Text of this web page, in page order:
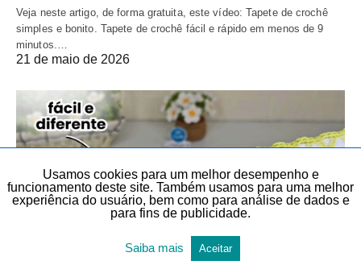
Veja neste artigo, de forma gratuita, este vídeo: Tapete de crochê
simples e bonito. Tapete de crochê fácil e rápido em menos de 9
minutos.…
21 de maio de 2026
Usamos cookies para um melhor desempenho e
funcionamento deste site. Também usamos para uma melhor
experiência do usuário, bem como para análise de dados e
para fins de publicidade.
Saiba mais Aceitar